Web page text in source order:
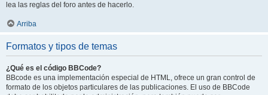
lea las reglas del foro antes de hacerlo.
Arriba
Formatos y tipos de temas
¿Qué es el código BBCode?
BBcode es una implementación especial de HTML, ofrece un gran control de
formato de los objetos particulares de las publicaciones. El uso de BBCode